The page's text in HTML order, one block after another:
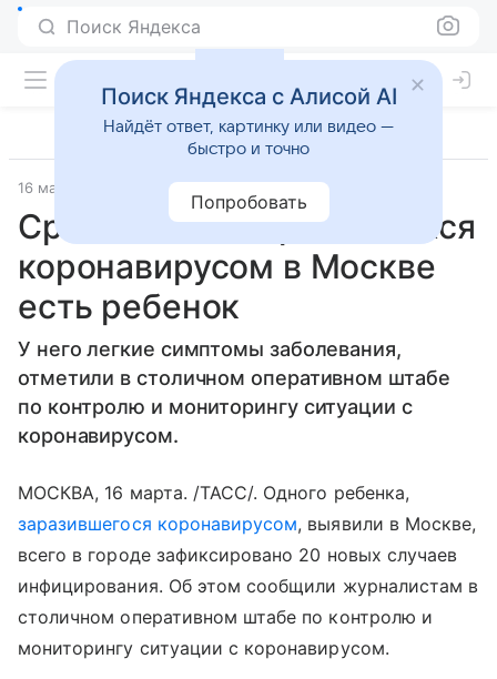
Поиск Яндекса
16 марта 2020 ТАСС
Среди новых заразившихся
коронавирусом в Москве
есть ребенок
У него легкие симптомы заболевания,
отметили в столичном оперативном штабе
по контролю и мониторингу ситуации с
коронавирусом.
МОСКВА, 16 марта. /ТАСС/. Одного ребенка,
заразившегося коронавирусом, выявили в Москве,
всего в городе зафиксировано 20 новых случаев
инфицирования. Об этом сообщили журналистам в
столичном оперативном штабе по контролю и
мониторингу ситуации с коронавирусом.
Поиск Яндекса с Алисой AI
Найдёт ответ, картинку или видео —
быстро и точно
Попробовать